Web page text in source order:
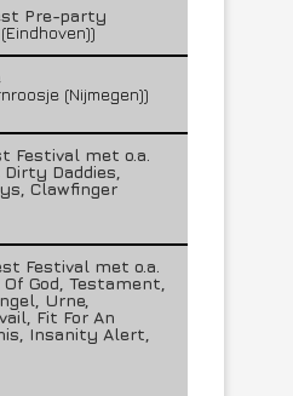
Pre-party
(Nijmegen))
Festival met o.a.
Daddies,
Clawfinger
Festival met o.a.
God, Testament,
Urne,
Fit For An
Insanity Alert,